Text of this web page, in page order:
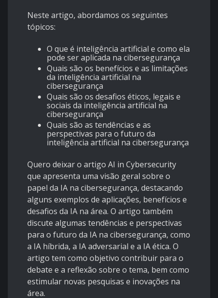
Neste artigo, abordamos os seguintes
tópicos:
O que é inteligência artificial e como ela
pode ser aplicada na cibersegurança
Quais são os benefícios e as limitações
da inteligência artificial na
cibersegurança
Quais são os desafios éticos, legais e
sociais da inteligência artificial na
cibersegurança
Quais são as tendências e as
perspectivas para o futuro da
inteligência artificial na cibersegurança
Quero deixar o artigo AI in Cybersecurity
que apresenta uma visão geral sobre o
papel da IA na cibersegurança, destacando
alguns exemplos de aplicações, benefícios e
desafios da IA na área. O artigo também
discute algumas tendências e perspectivas
para o futuro da IA na cibersegurança, como
a IA híbrida, a IA adversarial e a IA ética. O
artigo tem como objetivo contribuir para o
debate e a reflexão sobre o tema, bem como
estimular novas pesquisas e inovações na
área.